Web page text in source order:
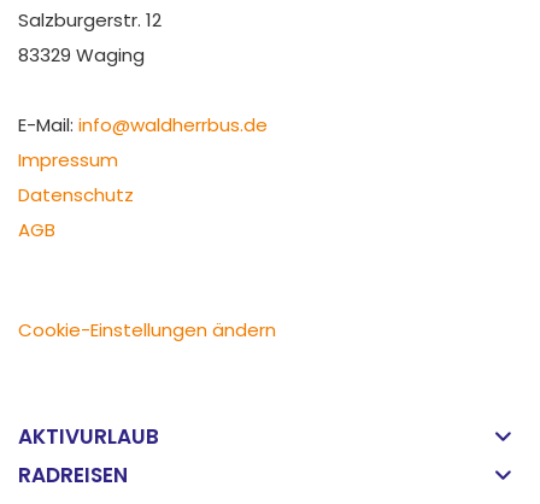
Salzburgerstr. 12
83329 Waging
E-Mail: info@waldherrbus.de
Impressum
Datenschutz
AGB
Cookie-Einstellungen ändern
AKTIVURLAUB
RADREISEN